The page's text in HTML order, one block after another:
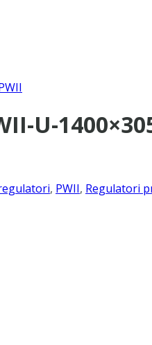
U-
, PWII, Regulatori